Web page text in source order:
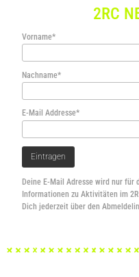
2RC
Vorname*
Nachname*
E-Mail Addresse*
Deine E-Mail Adresse wird nur für
Informationen zu Aktivitäten im
Dich jederzeit über den